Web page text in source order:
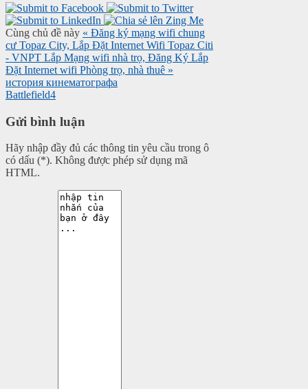
Cùng chủ đề này « Đăng ký mạng wifi chung
cư Topaz City, Lắp Đặt Internet Wifi Topaz Citi
- VNPT Lắp Mạng wifi nhà trọ, Đăng Ký Lắp
Đặt Internet wifi Phòng trọ, nhà thuê »
история кинематографа
Battlefield4
Gửi bình luận
Hãy nhập đầy đủ các thông tin yêu cầu trong ô
có dấu (*). Không được phép sử dụng mã
HTML.